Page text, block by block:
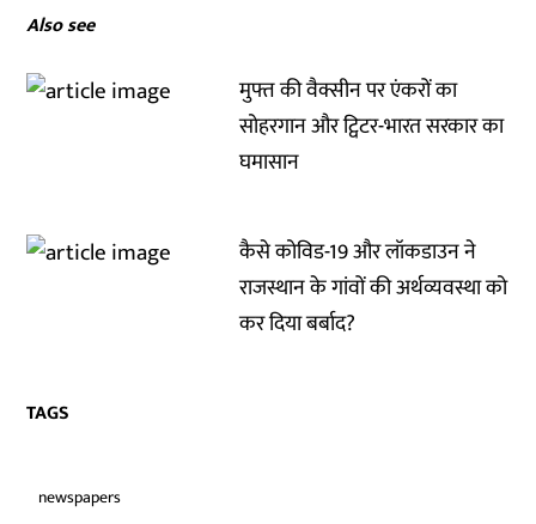
Also see
मुफ्त की वैक्सीन पर एंकरों का
सोहरगान और ट्विटर-भारत सरकार का
घमासान
कैसे कोविड-19 और लॉकडाउन ने
राजस्थान के गांवों की अर्थव्यवस्था को
कर दिया बर्बाद?
TAGS
newspapers